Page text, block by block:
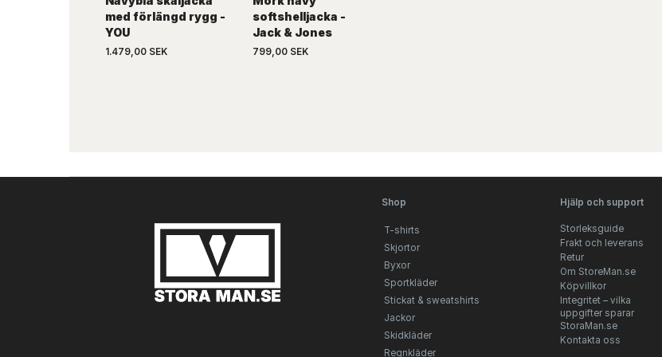
med förlängd rygg -
YOU
1.479,00 SEK
softshelljacka -
Jack & Jones
799,00 SEK
Shop
T-shirts
Skjortor
Byxor
Sportkläder
Stickat & sweatshirts
Jackor
Skidkläder
Regnkläder
Hjälp och support
Storleksguide
Frakt och leverans
Retur
Om StoreMan.se
Köpvillkor
Integritet – vilka
uppgifter sparar
StoraMan.se
Kontakta oss